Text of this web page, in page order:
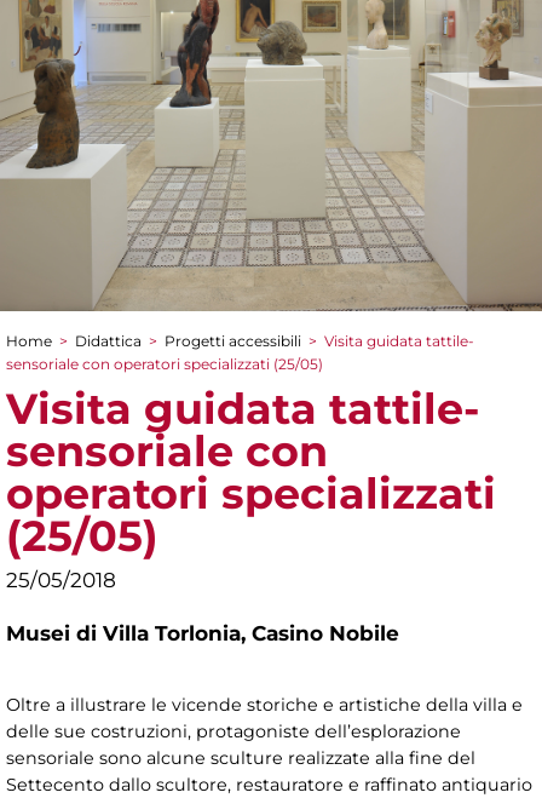
Tu sei qui
Home > Didattica > Progetti accessibili > Visita guidata tattile-
sensoriale con operatori specializzati (25/05)
Visita guidata tattile-
sensoriale con
operatori specializzati
(25/05)
25/05/2018
Musei di Villa Torlonia, Casino Nobile
Oltre a illustrare le vicende storiche e artistiche della villa e
delle sue costruzioni, protagoniste dell’esplorazione
sensoriale sono alcune sculture realizzate alla fine del
Settecento dallo scultore, restauratore e raffinato antiquario